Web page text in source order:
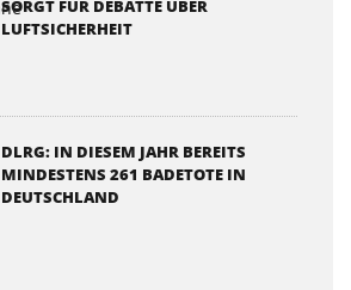
SORGT FÜR DEBATTE ÜBER
LUFTSICHERHEIT
DLRG: IN DIESEM JAHR BEREITS
MINDESTENS 261 BADETOTE IN
DEUTSCHLAND